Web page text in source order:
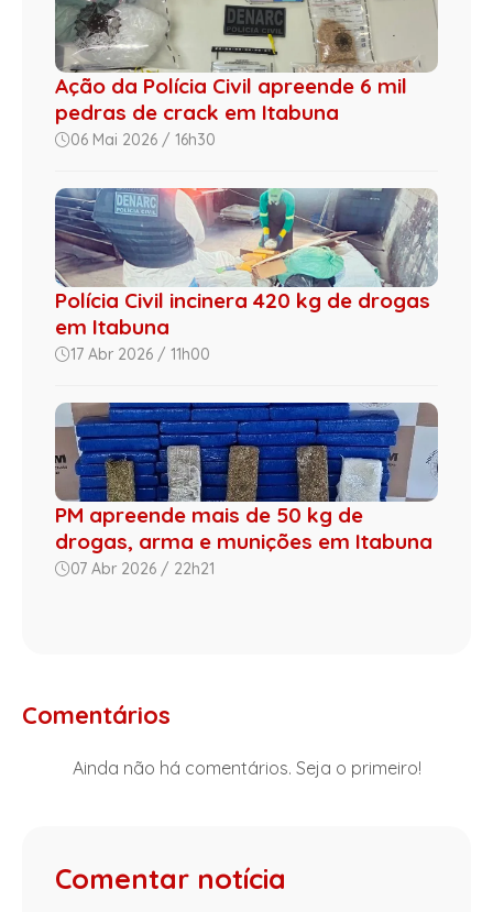
Ação da Polícia Civil apreende 6 mil
pedras de crack em Itabuna
06 Mai 2026 / 16h30
Polícia Civil incinera 420 kg de drogas
em Itabuna
17 Abr 2026 / 11h00
PM apreende mais de 50 kg de
drogas, arma e munições em Itabuna
07 Abr 2026 / 22h21
Comentários
Ainda não há comentários. Seja o primeiro!
Comentar notícia